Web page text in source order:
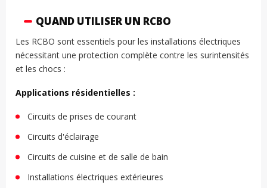
QUAND UTILISER UN RCBO
Les RCBO sont essentiels pour les installations électriques
nécessitant une protection complète contre les surintensités
et les chocs :
Applications résidentielles :
Circuits de prises de courant
Circuits d'éclairage
Circuits de cuisine et de salle de bain
Installations électriques extérieures